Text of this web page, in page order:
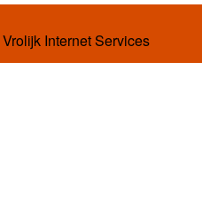
Vrolijk Internet Services